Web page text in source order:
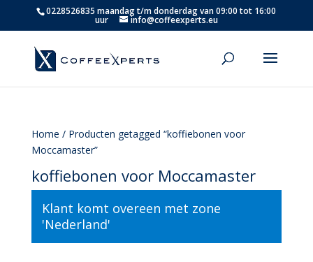
0228526835 maandag t/m donderdag van 09:00 tot 16:00
uur info@coffeexperts.eu
Home / Producten getagged “koffiebonen voor
Moccamaster”
koffiebonen voor Moccamaster
Klant komt overeen met zone
'Nederland'